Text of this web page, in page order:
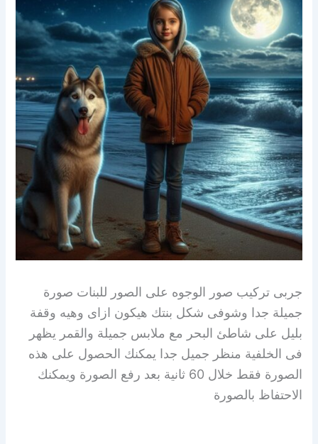
جربى تركيب صور الوجوه على الصور للبنات صورة
جميلة جدا وشوفى شكل بنتك هيكون ازاى وهيه وقفة
بليل على شاطئ البحر مع ملابس جميلة والقمر يظهر
فى الخلفية منظر جميل جدا يمكنك الحصول على هذه
الصورة فقط خلال 60 ثانية بعد رفع الصورة ويمكنك
الاحتفاظ بالصورة